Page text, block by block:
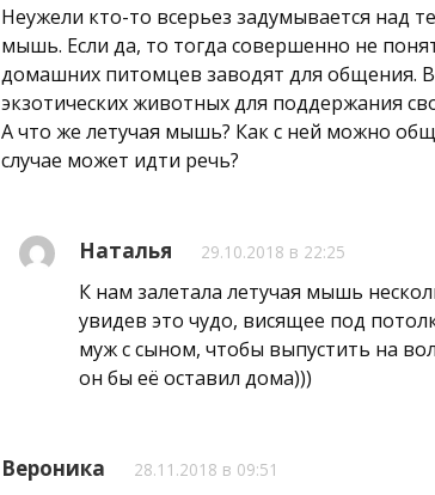
Неужели кто-то всерьез задумывается над
мышь. Если да, то тогда совершенно не
домашних питомцев заводят для общения.
экзотических животных для поддержания
А что же летучая мышь? Как с ней можно
случае может идти речь?
Наталья 29.10.2018 в 22:25
К нам залетала летучая мышь
увидев это чудо, висящее под
муж с сыном, чтобы выпустить на
он бы её оставил дома)))
Вероника 28.11.2018 в 09:51